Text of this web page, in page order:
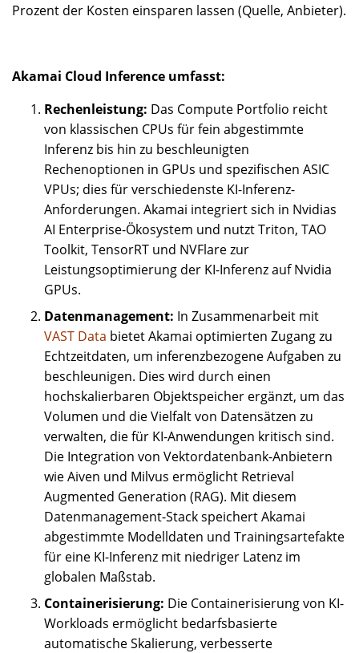
Prozent der Kosten einsparen lassen (Quelle, Anbieter).
Akamai Cloud Inference umfasst:
Rechenleistung: Das Compute Portfolio reicht
von klassischen CPUs für fein abgestimmte
Inferenz bis hin zu beschleunigten
Rechenoptionen in GPUs und spezifischen ASIC
VPUs; dies für verschiedenste KI-Inferenz-
Anforderungen. Akamai integriert sich in Nvidias
AI Enterprise-Ökosystem und nutzt Triton, TAO
Toolkit, TensorRT und NVFlare zur
Leistungsoptimierung der KI-Inferenz auf Nvidia
GPUs.
Datenmanagement: In Zusammenarbeit mit
VAST Data bietet Akamai optimierten Zugang zu
Echtzeitdaten, um inferenzbezogene Aufgaben zu
beschleunigen. Dies wird durch einen
hochskalierbaren Objektspeicher ergänzt, um das
Volumen und die Vielfalt von Datensätzen zu
verwalten, die für KI-Anwendungen kritisch sind.
Die Integration von Vektordatenbank-Anbietern
wie Aiven und Milvus ermöglicht Retrieval
Augmented Generation (RAG). Mit diesem
Datenmanagement-Stack speichert Akamai
abgestimmte Modelldaten und Trainingsartefakte
für eine KI-Inferenz mit niedriger Latenz im
globalen Maßstab.
Containerisierung: Die Containerisierung von KI-
Workloads ermöglicht bedarfsbasierte
automatische Skalierung, verbesserte